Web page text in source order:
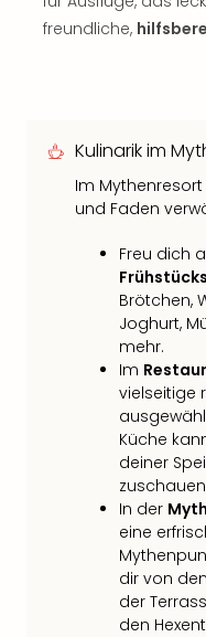
freundliche,
Kulinarik im
Im
und Faden
Freu dich
Brötchen,
Joghurt,
mehr.
Im
vielseitige
Küche
deiner
In der
eine
dir von
der
den